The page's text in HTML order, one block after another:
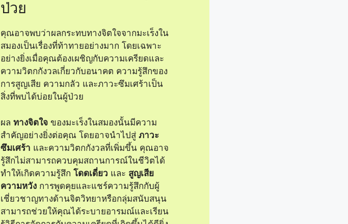
ป่วย
คุณอาจพบว่าผลกระทบทางจิตใจจากมะเร็งใน
สมองเป็นเรื่องที่ท้าทายอย่างมาก โดยเฉพาะ
อย่างยิ่งเมื่อคุณต้องเผชิญกับความเครียดและ
ความวิตกกังวลเกี่ยวกับอนาคต ความรู้สึกของ
การสูญเสีย ความกลัว และภาวะซึมเศร้าเป็น
สิ่งที่พบได้บ่อยในผู้ป่วย
ผล ทางจิตใจ ของมะเร็งในสมองนั้นมีความ
สำคัญอย่างยิ่งต่อคุณ โดยอาจนำไปสู่ ภาวะ
ซึมเศร้า และความวิตกกังวลที่เพิ่มขึ้น คุณอาจ
รู้สึกไม่สามารถควบคุมสถานการณ์ในชีวิตได้
ทำให้เกิดความรู้สึก โดดเดี่ยว และ สูญเสีย
ความหวัง การพูดคุยและแชร์ความรู้สึกกับผู้
เชี่ยวชาญทางด้านจิตวิทยาหรือกลุ่มสนับสนุน
สามารถช่วยให้คุณได้ระบายอารมณ์และเรียน